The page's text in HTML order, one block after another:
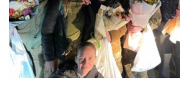
залишив у
Луцьку
три...
27 Липня 2026
671 переглядів
Всі розділи